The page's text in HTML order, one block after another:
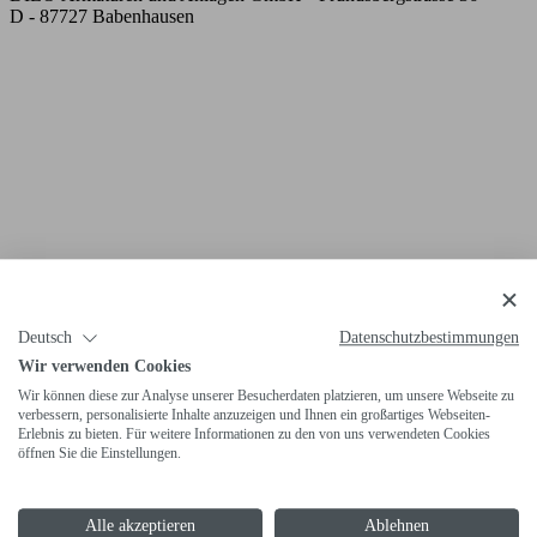
D - 87727 Babenhausen
Deutsch
Datenschutzbestimmungen
Wir verwenden Cookies
Wir können diese zur Analyse unserer Besucherdaten platzieren, um unsere Webseite zu
verbessern, personalisierte Inhalte anzuzeigen und Ihnen ein großartiges Webseiten-
Erlebnis zu bieten. Für weitere Informationen zu den von uns verwendeten Cookies
öffnen Sie die Einstellungen.
Alle akzeptieren Ablehnen